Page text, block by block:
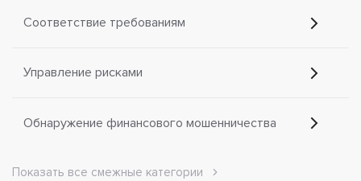
Соответствие требованиям
Управление рисками
Обнаружение финансового мошенничества
Показать все смежные категории